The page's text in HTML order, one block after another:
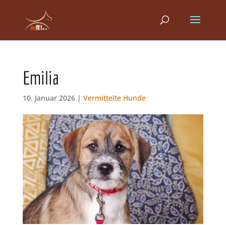
Emilia
10. Januar 2026 | Vermittelte Hunde